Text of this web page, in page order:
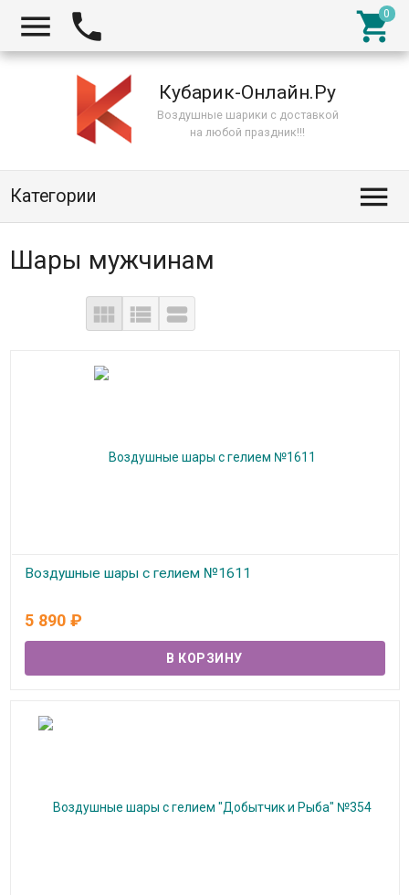
  
Кубарик-Онлайн.Ру
Воздушные шарики с доставкой
на любой праздник!!!
Категории 
Шары мужчинам
  
Воздушные шары с гелием №1611
5 890 ₽